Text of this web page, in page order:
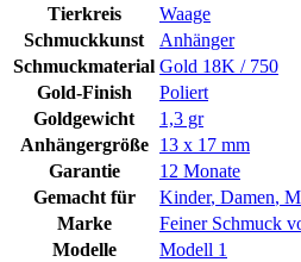
Tierkreis
Waage
Schmuckkunst
Anhänger
Schmuckmaterial Gold 18K / 750
Gold-Finish
Poliert
Goldgewicht
1,3 gr
Anhängergröße
13 x 17 mm
Garantie
12 Monate
Gemacht für
Kinder, Damen,
Marke
Feiner Schmuck
Modelle
Modell 1